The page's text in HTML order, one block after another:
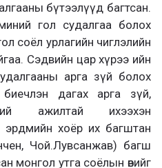
бүтээлүүд багтсан.
гол судалгаа болох
соёл урлагийн чиглэлийн
Сэдвийн цар хүрээ ийн
арга зүй болох
дагах арга зүй,
ажилтай ихээхэн
хоёр их багштан
Чой.Лувсанжав) багш
монгол утга соёлын өвийг